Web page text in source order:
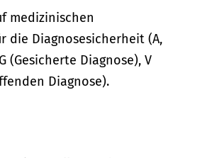
medizinischen
die Diagnosesicherheit (A,
(Gesicherte Diagnose), V
Diagnose).